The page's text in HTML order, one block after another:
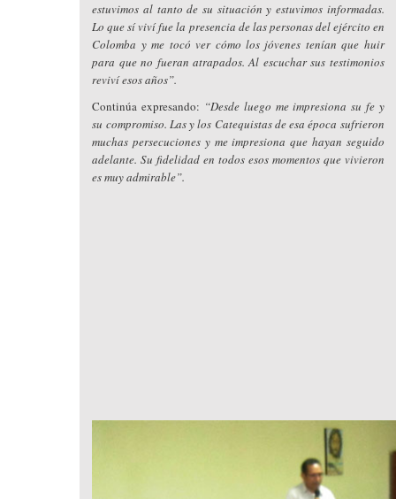
estuvimos al tanto de su situación y estuvimos informadas.
Lo que sí viví fue la presencia de las personas del ejército en
Colomba y me tocó ver cómo los jóvenes tenían que huir
para que no fueran atrapados. Al escuchar sus testimonios
reviví esos años”.
Continúa expresando: “Desde luego me impresiona su fe y
su compromiso. Las y los Catequistas de esa época sufrieron
muchas persecuciones y me impresiona que hayan seguido
adelante. Su fidelidad en todos esos momentos que vivieron
es muy admirable”.